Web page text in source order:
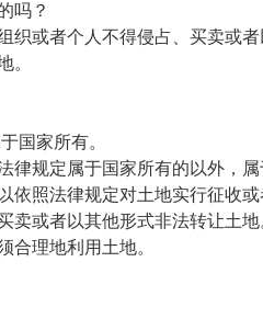
吗？
织或者个人不得侵占、买卖或
。
国家所有。
律规定属于国家所有的以外，
依照法律规定对土地实行征收或
卖或者以其他形式非法转让土
合理地利用土地。